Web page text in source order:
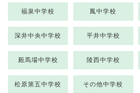
福泉中学校 鳳中学校
深井中央中学校 平井中学校
殿馬場中学校 陵西中学校
松原第五中学校 その他中学校